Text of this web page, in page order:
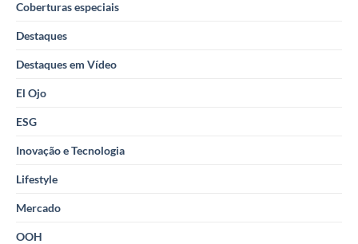
Coberturas especiais
Destaques
Destaques em Vídeo
El Ojo
ESG
Inovação e Tecnologia
Lifestyle
Mercado
OOH